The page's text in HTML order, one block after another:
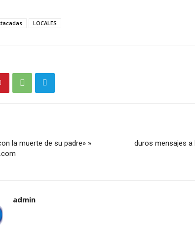
LOCALES
la muerte de su padre» »
duros mensajes a
admin